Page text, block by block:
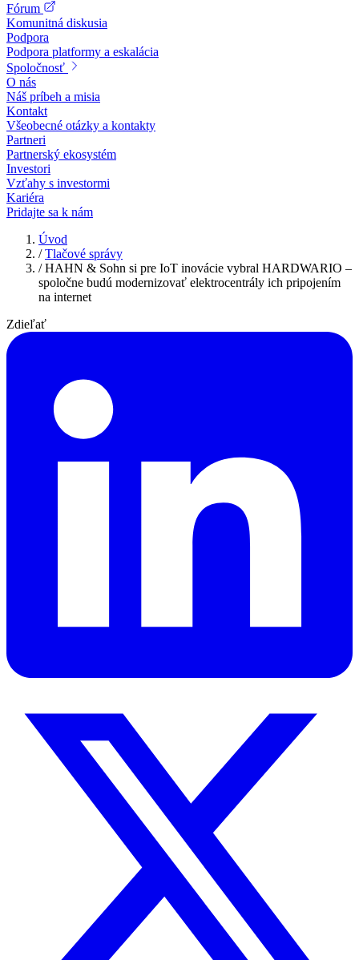
Fórum
Komunitná diskusia
Podpora
Podpora platformy a eskalácia
Spoločnosť
O nás
Náš príbeh a misia
Kontakt
Všeobecné otázky a kontakty
Partneri
Partnerský ekosystém
Investori
Vzťahy s investormi
Kariéra
Pridajte sa k nám
Úvod
/ Tlačové správy
/ HAHN & Sohn si pre IoT inovácie vybral HARDWARIO –
spoločne budú modernizovať elektrocentrály ich pripojením
na internet
Zdieľať